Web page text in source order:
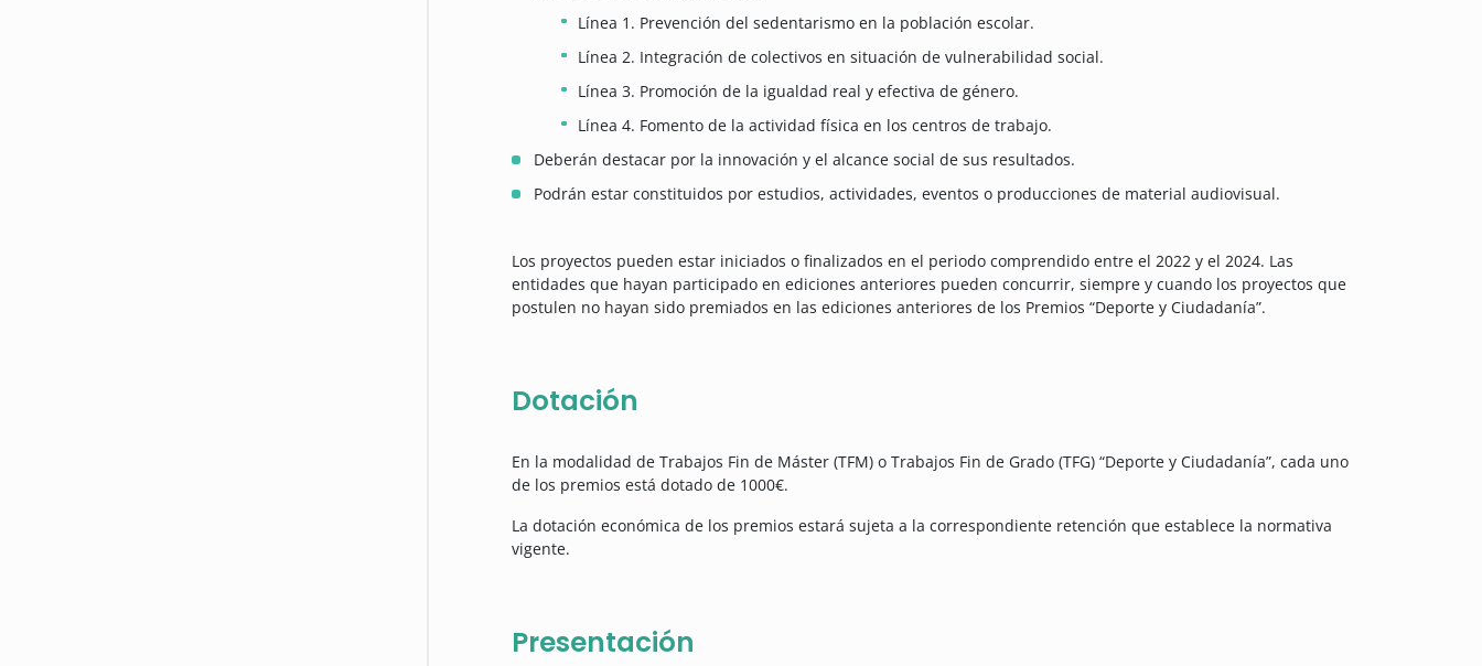
Línea 1. Prevención del sedentarismo en la población escolar.
Línea 2. Integración de colectivos en situación de vulnerabilidad social.
Línea 3. Promoción de la igualdad real y efectiva de género.
Línea 4. Fomento de la actividad física en los centros de trabajo.
Deberán destacar por la innovación y el alcance social de sus resultados.
Podrán estar constituidos por estudios, actividades, eventos o producciones de material audiovisual.
Los proyectos pueden estar iniciados o finalizados en el periodo comprendido entre el 2022 y el 2024. Las
entidades que hayan participado en ediciones anteriores pueden concurrir, siempre y cuando los proyectos que
postulen no hayan sido premiados en las ediciones anteriores de los Premios “Deporte y Ciudadanía”.
Dotación
En la modalidad de Trabajos Fin de Máster (TFM) o Trabajos Fin de Grado (TFG) “Deporte y Ciudadanía”, cada uno
de los premios está dotado de 1000€.
La dotación económica de los premios estará sujeta a la correspondiente retención que establece la normativa
vigente.
Presentación